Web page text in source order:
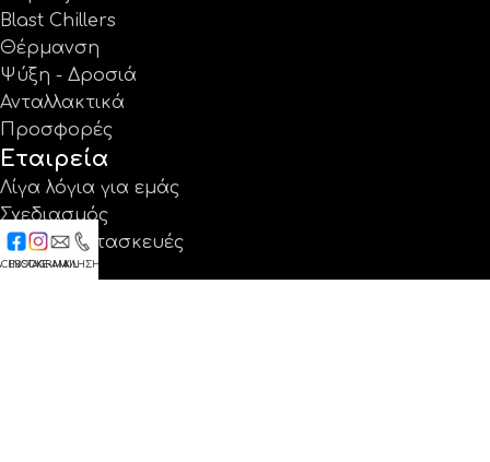
Blast Chillers
Θέρμανση
Ψύξη - Δροσιά
Ανταλλακτικά
Προσφορές
Εταιρεία
Λίγα λόγια για εμάς
Σχεδιασμός
Ειδικές κατασκευές
Έργα
INSTAGRAM
E-MAILΚΛΗΣΗ